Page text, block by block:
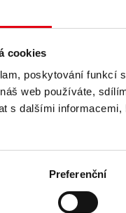
cookies
poskytování
web používáte,
s dalšími
Preferenční